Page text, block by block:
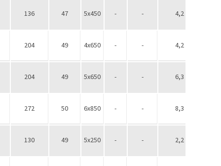
136 47 5х450 - - 4,2
204 49 4х650 - - 4,2
204 49 5х650 - - 6,3
272 50 6х850 - - 8,3
130 49 5х250 - - 2,2